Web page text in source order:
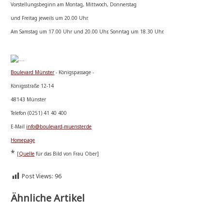
Vor­stel­lungs­be­ginn am Mon­tag, Mitt­woch, Donnerstag
und Frei­tag jeweils um 20.00 Uhr.
Am Sams­tag um 17.00 Uhr und 20.00 Uhr, Sonn­tag um 18.30 Uhr.
Bou­le­vard Mün­ster- Königspassage -
Königs­stra­ße 12-14
48143 Münster
Tele­fon (0251) 41 40 400
E-Mail info@boulevard-muenster.de
Home­page
* [Quel­le für das Bild von Frau Ober]
Post Views: 96
Ähnliche Artikel